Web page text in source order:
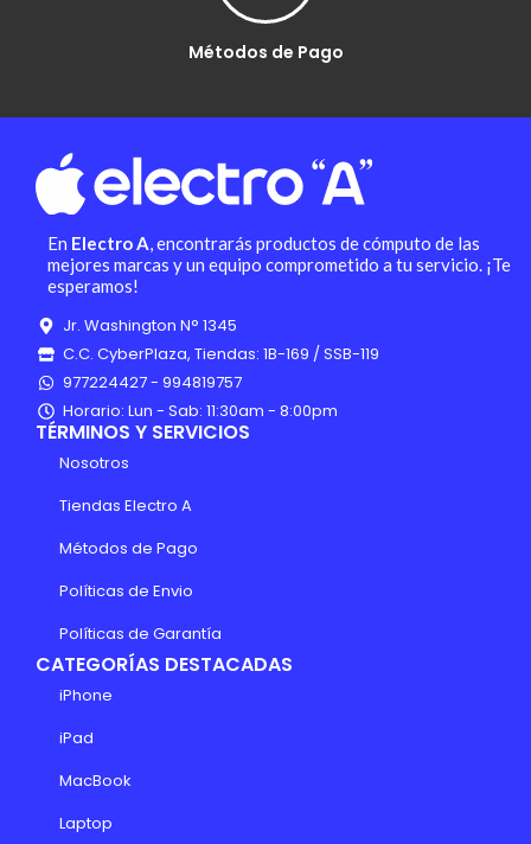
Métodos de Pago
En Electro A, encontrarás productos de cómputo de las
mejores marcas y un equipo comprometido a tu servicio. ¡Te
esperamos!
Jr. Washington N° 1345
C.C. CyberPlaza, Tiendas: 1B-169 / SSB-119
977224427 - 994819757
Horario: Lun - Sab: 11:30am - 8:00pm
TÉRMINOS Y SERVICIOS
Nosotros
Tiendas Electro A
Métodos de Pago
Políticas de Envio
Políticas de Garantía
CATEGORÍAS DESTACADAS
iPhone
iPad
MacBook
Laptop